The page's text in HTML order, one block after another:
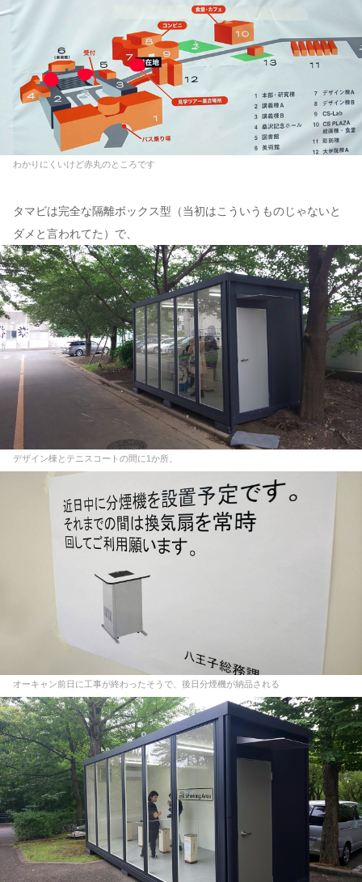
わかりにくいけど赤丸のところです
タマビは完全な隔離ボックス型（当初はこういうものじゃないと
ダメと言われてた）で、
デザイン棟とテニスコートの間に1か所、
オーキャン前日に工事が終わったそうで、後日分煙機が納品される